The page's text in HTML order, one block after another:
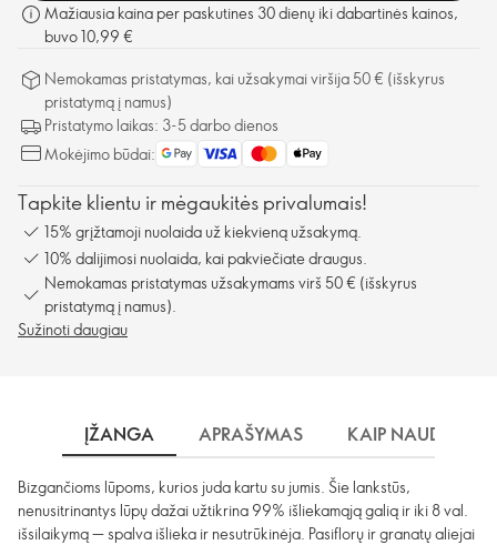
Mažiausia kaina per paskutines 30 dienų iki dabartinės kainos,
buvo 10,99 €
Nemokamas pristatymas, kai užsakymai viršija 50 € (išskyrus
pristatymą į namus)
Pristatymo laikas: 3-5 darbo dienos
Mokėjimo būdai:
Tapkite klientu ir mėgaukitės privalumais!
15% grįžtamoji nuolaida už kiekvieną užsakymą.
10% dalijimosi nuolaida, kai pakviečiate draugus.
Nemokamas pristatymas užsakymams virš 50 € (išskyrus
pristatymą į namus).
Sužinoti daugiau
ĮŽANGA APRAŠYMAS KAIP NAUDOTI?
Bizgančioms lūpoms, kurios juda kartu su jumis. Šie lankstūs,
nenusitrinantys lūpų dažai užtikrina 99% išliekamąją galią ir iki 8 val.
išsilaikymą — spalva išlieka ir nesutrūkinėja. Pasiflorų ir granatų aliejai